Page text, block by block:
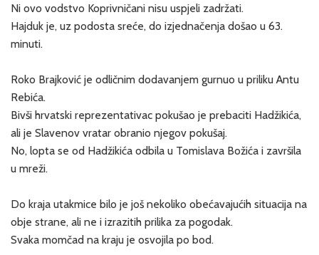
Ni ovo vodstvo Koprivničani nisu uspjeli zadržati.
Hajduk je, uz podosta sreće, do izjednačenja došao u 63.
minuti.
Roko Brajković je odličnim dodavanjem gurnuo u priliku Antu
Rebića.
Bivši hrvatski reprezentativac pokušao je prebaciti Hadžikića,
ali je Slavenov vratar obranio njegov pokušaj.
No, lopta se od Hadžikića odbila u Tomislava Božića i završila
u mreži.
Do kraja utakmice bilo je još nekoliko obećavajućih situacija na
obje strane, ali ne i izrazitih prilika za pogodak.
Svaka momčad na kraju je osvojila po bod.